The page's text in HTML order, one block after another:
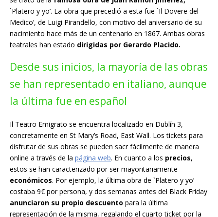
`Platero y yo’. La obra que precedió a esta fue `Il Dovere del
Medico’, de Luigi Pirandello, con motivo del aniversario de su
nacimiento hace más de un centenario en 1867. Ambas obras
teatrales han estado dirigidas por Gerardo Placido.
Desde sus inicios, la mayoría de las obras
se han representado en italiano, aunque
la última fue en español
Il Teatro Emigrato se encuentra localizado en Dublín 3,
concretamente en St Mary’s Road, East Wall. Los tickets para
disfrutar de sus obras se pueden sacr fácilmente de manera
online a través de la página web. En cuanto a los precios,
estos se han caracterizado por ser mayoritariamente
económicos. Por ejemplo, la última obra de `Platero y yo’
costaba 9€ por persona, y dos semanas antes del Black Friday
anunciaron su propio descuento para la última
representación de la misma, regalando el cuarto ticket por la